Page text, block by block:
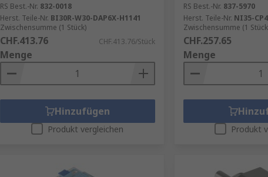
RS Best.-Nr. 832-0018
Herst. Teile-Nr. BI30R-W30-DAP6X-H1141
Zwischensumme (1 Stück)
CHF.413.76 CHF.413.76/Stück
Menge
Hinzufügen
Produkt vergleichen
RS Best.-Nr. 837-5970
Herst. Teile-Nr. NI35-
Zwischensumme (1
CHF.257.65
Menge
Produkt